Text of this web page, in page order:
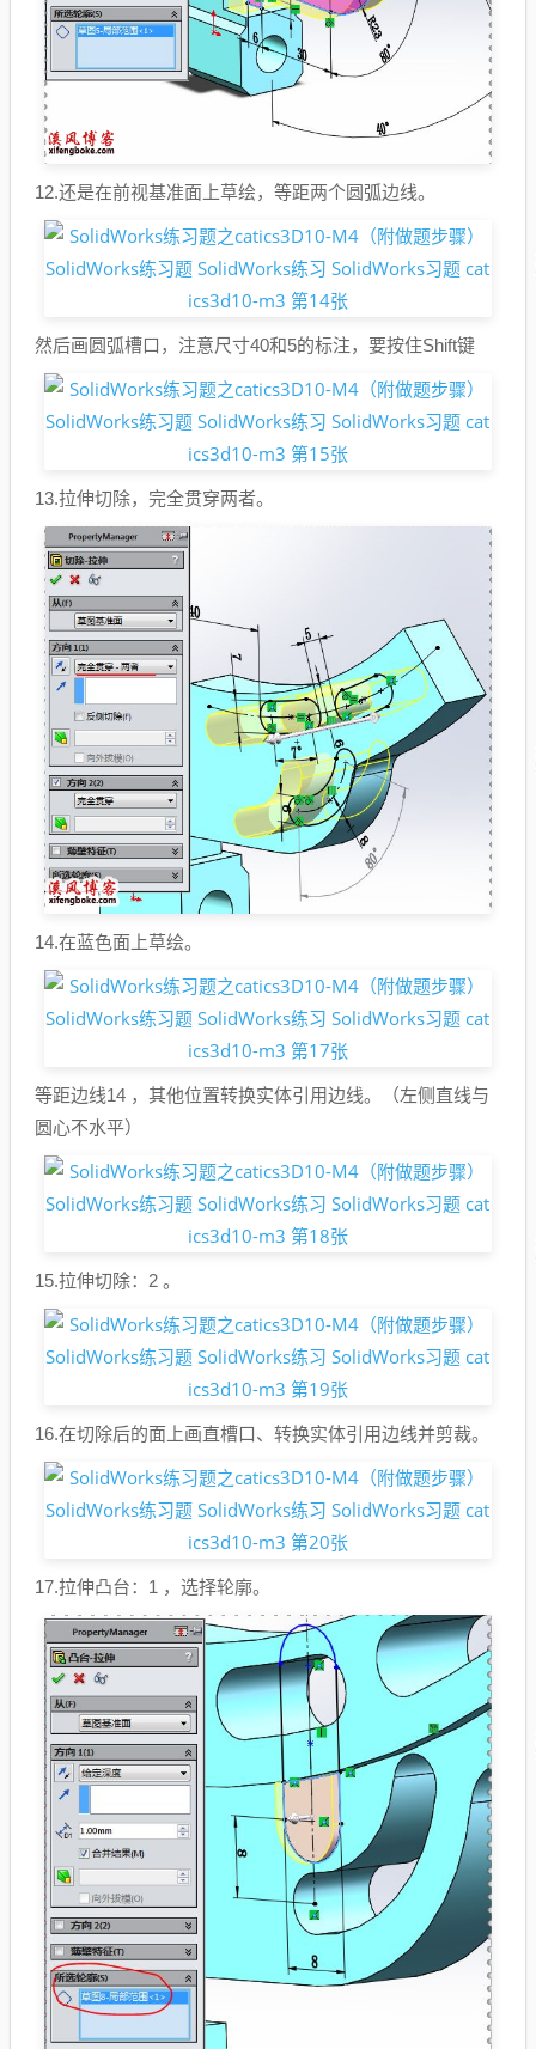
12.还是在前视基准面上草绘，等距两个圆弧边线。
然后画圆弧槽口，注意尺寸40和5的标注，要按住Shift键
13.拉伸切除，完全贯穿两者。
14.在蓝色面上草绘。
等距边线14 ，其他位置转换实体引用边线。（左侧直线与
圆心不水平）
15.拉伸切除：2 。
16.在切除后的面上画直槽口、转换实体引用边线并剪裁。
17.拉伸凸台：1 ，选择轮廓。